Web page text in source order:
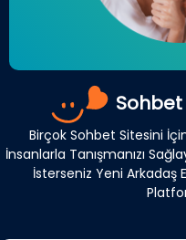
Birçok Sohbet Sitesini
İnsanlarla Tanışmanızı
İsterseniz Yeni Arkadaş